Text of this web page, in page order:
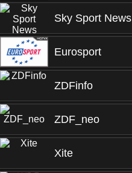
Sky Sport News
Eurosport
ZDFinfo
ZDF_neo
Xite